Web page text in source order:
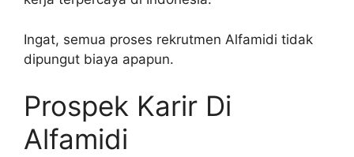
Ingat, semua proses rekrutmen Alfamidi tidak
dipungut biaya apapun.
Prospek Karir Di
Alfamidi